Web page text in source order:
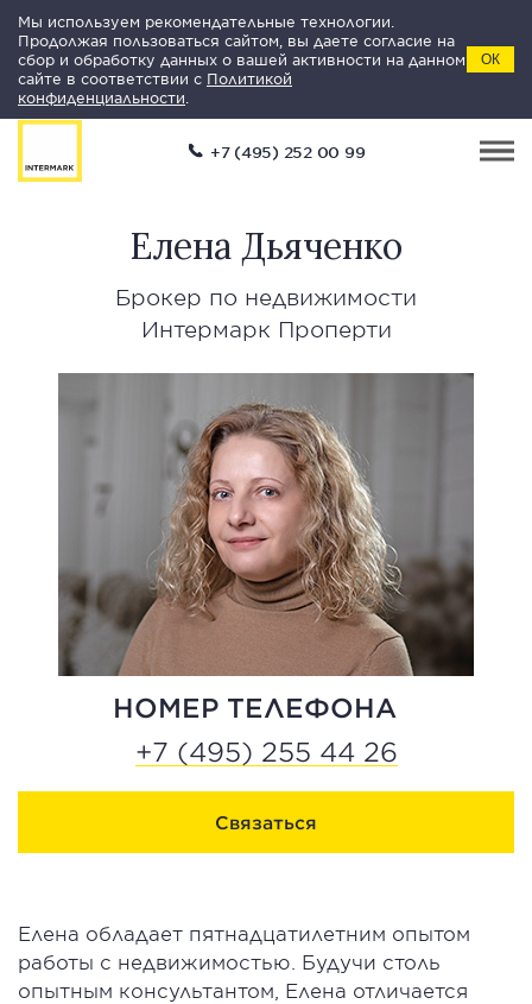
Мы используем рекомендательные технологии.
Продолжая пользоваться сайтом, вы даете согласие на
сбор и обработку данных о вашей активности на данном
сайте в соответствии с Политикой
конфиденциальности
ОК
+7 (495) 252 00 99
Елена Дьяченко
Брокер по недвижимости
Интермарк Проперти
НОМЕР ТЕЛЕФОНА
+7 (495) 255 44 26
Связаться
Елена обладает пятнадцатилетним опытом
работы с недвижимостью. Будучи столь
опытным консультантом, Елена отличается